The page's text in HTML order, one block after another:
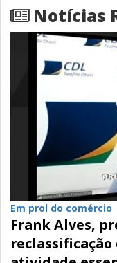
Notícias
Em prol do comércio
Frank Alves,